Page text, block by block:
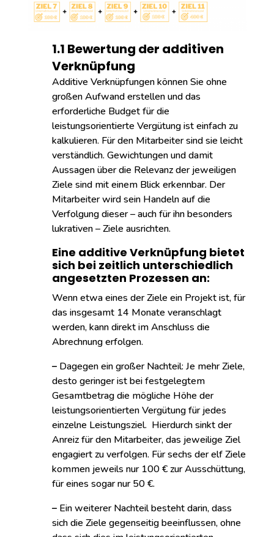
1.1 Bewertung der additiven
Verknüpfung
Additive Verknüpfungen können Sie ohne
großen Aufwand erstellen und das
erforderliche Budget für die
leistungsorientierte Vergütung ist einfach zu
kalkulieren. Für den Mitarbeiter sind sie leicht
verständlich. Gewichtungen und damit
Aussagen über die Relevanz der jeweiligen
Ziele sind mit einem Blick erkennbar. Der
Mitarbeiter wird sein Handeln auf die
Verfolgung dieser – auch für ihn besonders
lukrativen – Ziele ausrichten.
Eine additive Verknüpfung bietet
sich bei zeitlich unterschiedlich
angesetzten Prozessen an:
Wenn etwa eines der Ziele ein Projekt ist, für
das insgesamt 14 Monate veranschlagt
werden, kann direkt im Anschluss die
Abrechnung erfolgen.
–Dagegen ein großer Nachteil: Je mehr Ziele,
desto geringer ist bei festgelegtem
Gesamtbetrag die mögliche Höhe der
leistungsorientierten Vergütung für jedes
einzelne Leistungsziel. Hierdurch sinkt der
Anreiz für den Mitarbeiter, das jeweilige Ziel
engagiert zu verfolgen. Für sechs der elf Ziele
kommen jeweils nur 100 € zur Ausschüttung,
für eines sogar nur 50 €.
–Ein weiterer Nachteil besteht darin, dass
sich die Ziele gegenseitig beeinflussen, ohne